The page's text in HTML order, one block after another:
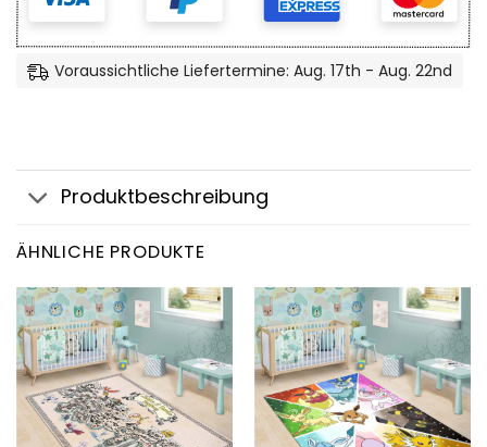
Voraussichtliche Liefertermine: Aug. 17th - Aug. 22nd
Produktbeschreibung
ÄHNLICHE PRODUKTE